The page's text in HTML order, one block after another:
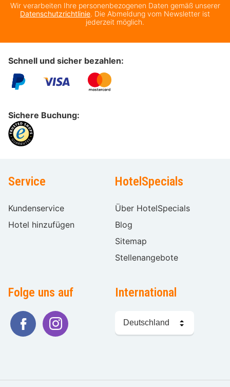
Wir verarbeiten Ihre personenbezogenen Daten gemäß unserer
Datenschutzrichtlinie. Die Abmeldung vom Newsletter ist
jederzeit möglich.
Schnell und sicher bezahlen:
Sichere Buchung:
Service
Kundenservice
Hotel hinzufügen
HotelSpecials
Über HotelSpecials
Blog
Sitemap
Stellenangebote
Folge uns auf International
wählen